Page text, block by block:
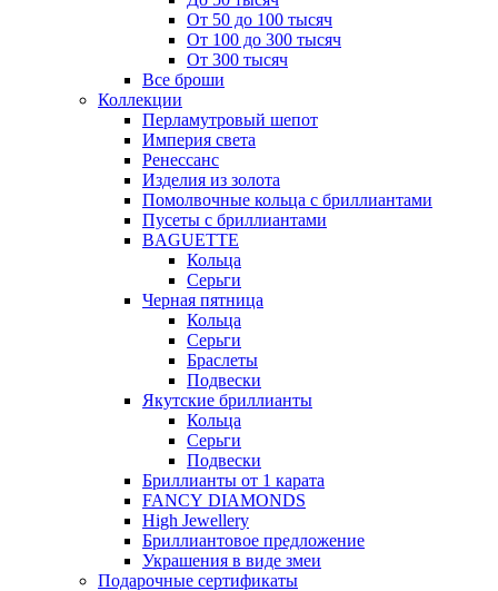
От 50 до 100 тысяч
От 100 до 300 тысяч
От 300 тысяч
Все броши
Коллекции
Перламутровый шепот
Империя света
Ренессанс
Изделия из золота
Помолвочные кольца с бриллиантами
Пусеты с бриллиантами
BAGUETTE
Кольца
Серьги
Черная пятница
Кольца
Серьги
Браслеты
Подвески
Якутские бриллианты
Кольца
Серьги
Подвески
Бриллианты от 1 карата
FANCY DIAMONDS
High Jewellery
Бриллиантовое предложение
Украшения в виде змеи
Подарочные сертификаты